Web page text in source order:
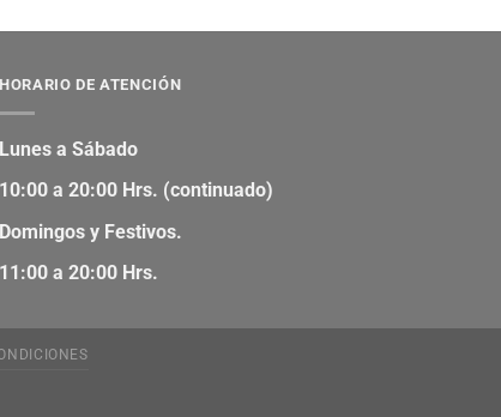
HORARIO DE ATENCIÓN
Lunes a Sábado
10:00 a 20:00 Hrs. (continuado)
Domingos y Festivos.
11:00 a 20:00 Hrs.